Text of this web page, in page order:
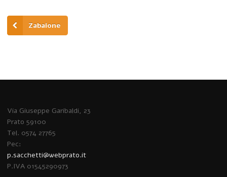
Zabaione
Via Giuseppe Garibaldi, 23
Prato 59100
Tel. 0574 27765
Pec:
p.sacchetti@webprato.it
P.IVA 01545290973